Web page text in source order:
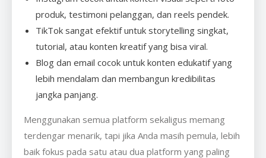
produk, testimoni pelanggan, dan reels pendek.
TikTok sangat efektif untuk storytelling singkat,
tutorial, atau konten kreatif yang bisa viral.
Blog dan email cocok untuk konten edukatif yang
lebih mendalam dan membangun kredibilitas
jangka panjang.
Menggunakan semua platform sekaligus memang
terdengar menarik, tapi jika Anda masih pemula, lebih
baik fokus pada satu atau dua platform yang paling